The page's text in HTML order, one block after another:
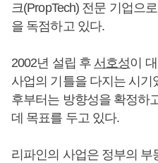
크(PropTech) 전문 기업으
을 독점하고 있다.
2002년 설립 후 서호성이
사업의 기틀을 다지는 시기
후부터는 방향성을 확정하
데 목표를 두고 있다.
리파인의 사업은 정부의